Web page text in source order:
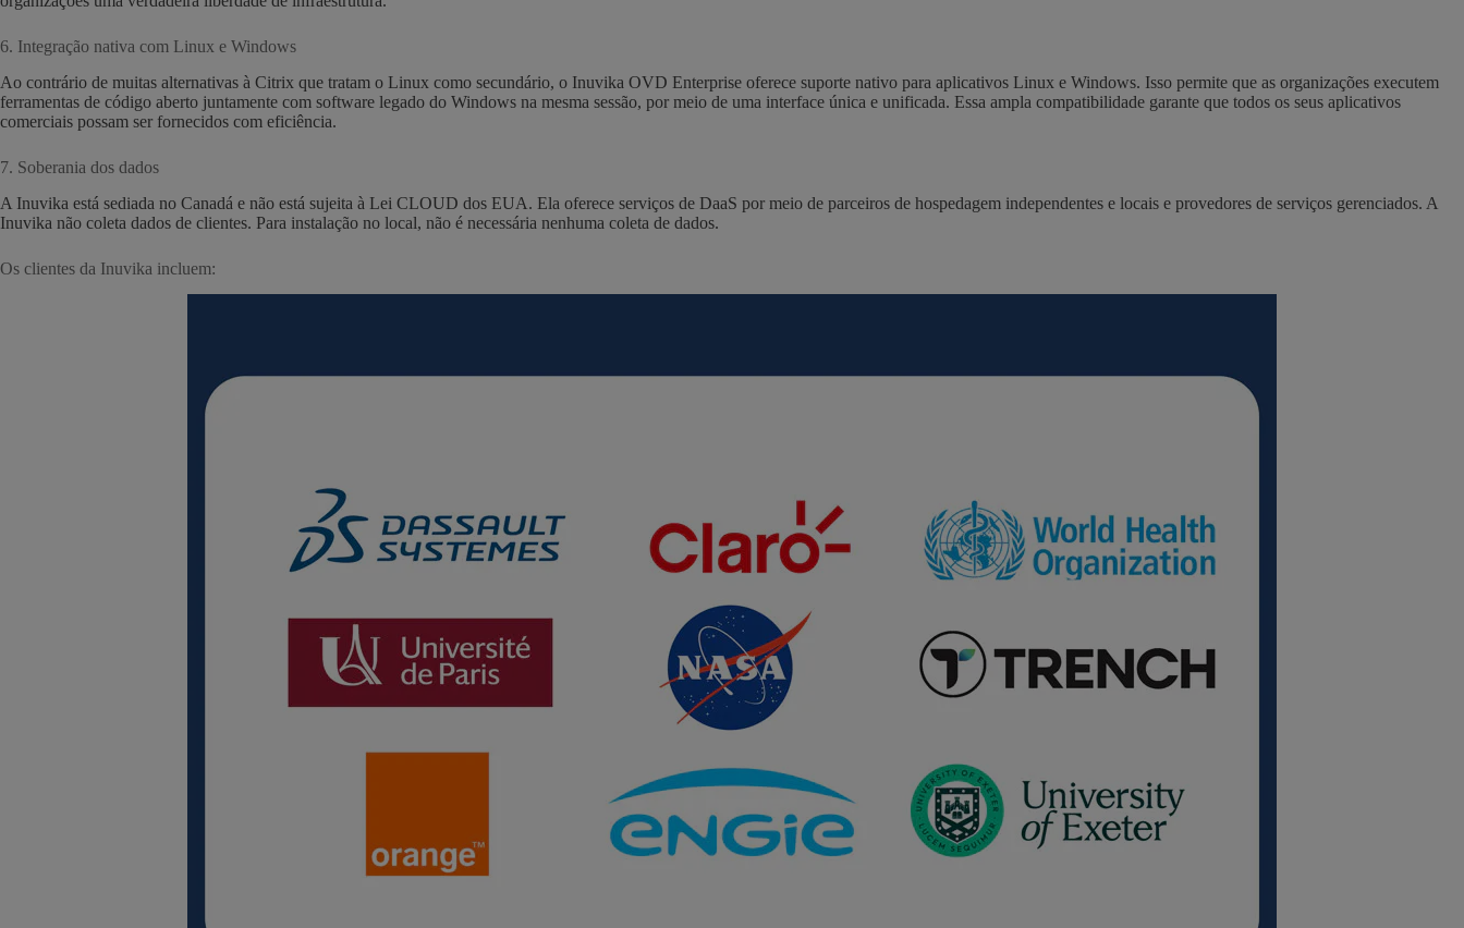
6. Integração nativa com Linux e Windows
Ao contrário de muitas alternativas à Citrix que tratam o Linux como secundário, o Inuvika OVD Enterprise oferece suporte nativo para aplicativos Linux e Windows. Isso permite que as organizações executem
ferramentas de código aberto juntamente com software legado do Windows na mesma sessão, por meio de uma interface única e unificada. Essa ampla compatibilidade garante que todos os seus aplicativos
comerciais possam ser fornecidos com eficiência.
7. Soberania dos dados
A Inuvika está sediada no Canadá e não está sujeita à Lei CLOUD dos EUA. Ela oferece serviços de DaaS por meio de parceiros de hospedagem independentes e locais e provedores de serviços gerenciados. A
Inuvika não coleta dados de clientes. Para instalação no local, não é necessária nenhuma coleta de dados.
Os clientes da Inuvika incluem: